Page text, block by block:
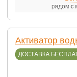
рядом с
Активатор
ДОСТАВКА